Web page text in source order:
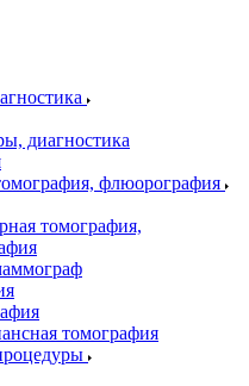
диагностика
флюорография
томография,
томография